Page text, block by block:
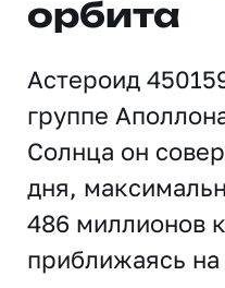
орбита
Астероид
группе
Солнца он
дня,
486 миллионов
приближаясь